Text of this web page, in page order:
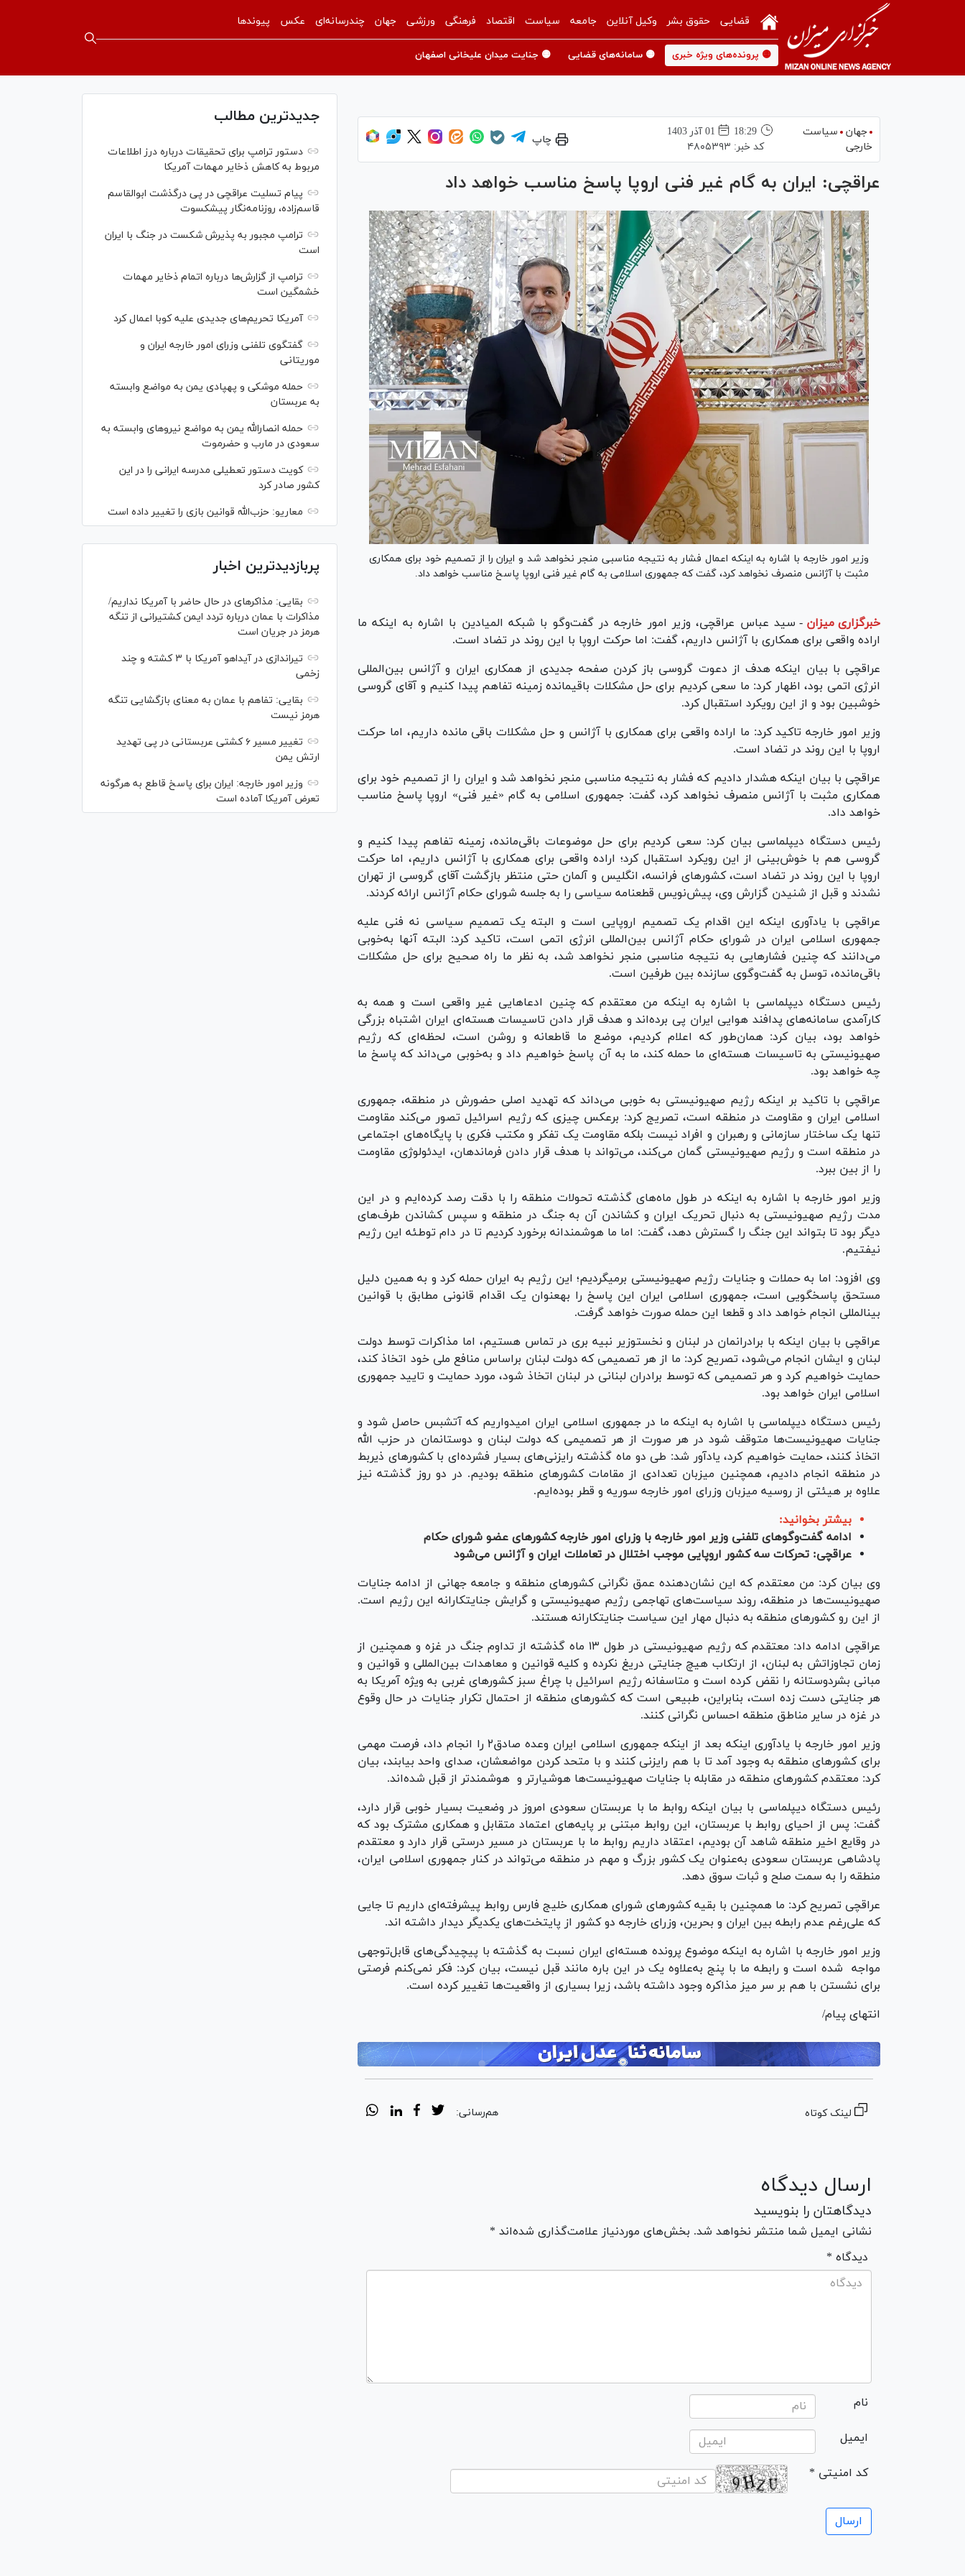
قضایی حقوق بشر وکیل آنلاین جامعه سیاست اقتصاد فرهنگی ورزشی جهان چندرسانه‌ای عکس پیوندها
🟡 پرونده‌های ویژه خبری 🟡 سامانه‌های قضایی 🟡 جنایت میدان علیخانی اصفهان
جهان
سیاست
خارجی
18:29
01 آذر 1403
کد خبر: ۴۸۰۵۳۹۳
چاپ
عراقچی: ایران به گام غیر فنی اروپا پاسخ مناسب خواهد داد
وزیر امور خارجه با اشاره به اینکه اعمال فشار به نتیجه مناسبی منجر نخواهد شد و ایران را از تصمیم خود برای همکاری
مثبت با آژانس منصرف نخواهد کرد، گفت که جمهوری اسلامی به گام غیر فنی اروپا پاسخ مناسب خواهد داد.
خبرگزاری میزان - سید عباس عراقچی، وزیر امور خارجه در گفت‌وگو با شبکه المیادین با اشاره به اینکه ما
اراده واقعی برای همکاری با آژانس داریم، گفت: اما حرکت اروپا با این روند در تضاد است.
عراقچی با بیان اینکه هدف از دعوت گروسی باز کردن صفحه جدیدی از همکاری ایران و آژانس بین‌المللی
انرژی اتمی بود، اظهار کرد: ما سعی کردیم برای حل مشکلات باقیمانده زمینه تفاهم پیدا کنیم و آقای گروسی
خوشبین بود و از این رویکرد استقبال کرد.
وزیر امور خارجه تاکید کرد: ما اراده واقعی برای همکاری با آژانس و حل مشکلات باقی مانده داریم، اما حرکت
اروپا با این روند در تضاد است.
عراقچی با بیان اینکه هشدار دادیم که فشار به نتیجه مناسبی منجر نخواهد شد و ایران را از تصمیم خود برای
همکاری مثبت با آژانس منصرف نخواهد کرد، گفت: جمهوری اسلامی به گام «غیر فنی» اروپا پاسخ مناسب
خواهد داد.
رئیس دستگاه دیپلماسی بیان کرد: سعی کردیم برای حل موضوعات باقی‌مانده، زمینه تفاهم پیدا کنیم و
گروسی هم با خوش‌بینی از این رویکرد استقبال کرد؛ اراده واقعی برای همکاری با آژانس داریم، اما حرکت
اروپا با این روند در تضاد است، کشور‌های فرانسه، انگلیس و آلمان حتی منتظر بازگشت آقای گروسی از تهران
نشدند و قبل از شنیدن گزارش وی، پیش‌نویس قطعنامه سیاسی را به جلسه شورای حکام آژانس ارائه کردند.
عراقچی با یادآوری اینکه این اقدام یک تصمیم اروپایی است و البته یک تصمیم سیاسی نه فنی علیه
جمهوری اسلامی ایران در شورای حکام آژانس بین‌المللی انرژی اتمی است، تاکید کرد: البته آنها به‌خوبی
می‌دانند که چنین فشار‌هایی به نتیجه مناسبی منجر نخواهد شد، به نظر ما راه صحیح برای حل مشکلات
باقی‌مانده، توسل به گفت‌وگوی سازنده بین طرفین است.
رئیس دستگاه دیپلماسی با اشاره به اینکه من معتقدم که چنین ادعا‌هایی غیر واقعی است و همه به
کارآمدی سامانه‌های پدافند هوایی ایران پی برده‌اند و هدف قرار دادن تاسیسات هسته‌ای ایران اشتباه بزرگی
خواهد بود، بیان کرد: همان‌طور که اعلام کردیم، موضع ما قاطعانه و روشن است، لحظه‌ای که رژیم
صهیونیستی به تاسیسات هسته‌ای ما حمله کند، ما به آن پاسخ خواهیم داد و به‌خوبی می‌داند که پاسخ ما
چه خواهد بود.
عراقچی با تاکید بر اینکه رژیم صهیونیستی به خوبی می‌داند که تهدید اصلی حضورش در منطقه، جمهوری
اسلامی ایران و مقاومت در منطقه است، تصریج کرد: برعکس چیزی که رژیم اسرائیل تصور می‌کند مقاومت
تنها یک ساختار سازمانی و رهبران و افراد نیست بلکه مقاومت یک تفکر و مکتب فکری با پایگاه‌های اجتماعی
در منطقه است و رژیم صهیونیستی گمان می‌کند، می‌تواند با هدف قرار دادن فرماندهان، ایدئولوژی مقاومت
را از بین ببرد.
وزیر امور خارجه با اشاره به اینکه در طول ماه‌های گذشته تحولات منطقه را با دقت رصد کرده‌ایم و در این
مدت رژیم صهیونیستی به دنبال تحریک ایران و کشاندن آن به جنگ در منطقه و سپس کشاندن طرف‌های
دیگر بود تا بتواند این جنگ را گسترش دهد، گفت: اما ما هوشمندانه برخورد کردیم تا در دام توطئه این رژیم
نیفتیم.
وی افزود: اما به حملات و جنایات رژیم صهیونیستی برمی‎گردیم؛ این رژیم به ایران حمله کرد و به همین دلیل
مستحق پاسخگویی است، جمهوری اسلامی ایران این پاسخ را به‎عنوان یک اقدام قانونی مطابق با قوانین
بین‎المللی انجام خواهد داد و قطعا این حمله صورت خواهد گرفت.
عراقچی با بیان اینکه با برادرانمان در لبنان و نخست‎وزیر نبیه بری در تماس هستیم، اما مذاکرات توسط دولت
لبنان و ایشان انجام می‌شود، تصریح کرد: ما از هر تصمیمی که دولت لبنان براساس منافع ملی خود اتخاذ کند،
حمایت خواهیم کرد و هر تصمیمی که توسط برادران لبنانی در لبنان اتخاذ شود، مورد حمایت و تایید جمهوری
اسلامی ایران خواهد بود.
رئیس دستگاه دیپلماسی با اشاره به اینکه ما در جمهوری اسلامی ایران امیدواریم که آتش‎بس حاصل شود و
جنایات صهیونیست‌ها متوقف شود در هر صورت از هر تصمیمی که دولت لبنان و دوستانمان در حزب الله
اتخاذ کنند، حمایت خواهیم کرد، یادآور شد: طی دو ماه گذشته رایزنی‌های بسیار فشرده‌ای با کشور‌های ذیربط
در منطقه انجام دادیم، همچنین میزبان تعدادی از مقامات کشور‌های منطقه بودیم. در دو روز گذشته نیز
علاوه بر هیئتی از روسیه میزبان وزرای امور خارجه سوریه و قطر بوده‌ایم.
بیشتر بخوانید:
ادامه گفت‌وگو‌های تلفنی وزیر امور خارجه با وزرای امور خارجه کشور‌های عضو شورای حکام
عراقچی: تحرکات سه کشور اروپایی موجب اختلال در تعاملات ایران و آژانس می‌شود
وی بیان کرد: من معتقدم که این نشان‌دهنده عمق نگرانی کشور‌های منطقه و جامعه جهانی از ادامه جنایات
صهیونیست‌ها در منطقه، روند سیاست‌های تهاجمی رژیم صهیونیستی و گرایش جنایتکارانه این رژیم است.
از این رو کشور‌های منطقه به دنبال مهار این سیاست جنایتکارانه هستند.
عراقچی ادامه داد: معتقدم که رژیم صهیونیستی در طول ۱۳ ماه گذشته از تداوم جنگ در غزه و همچنین از
زمان تجاوزاتش به لبنان، از ارتکاب هیچ جنایتی دریغ نکرده و کلیه قوانین و معاهدات بین‌المللی و قوانین و
مبانی بشردوستانه را نقض کرده است و متاسفانه رژیم اسرائیل با چراغ سبز کشور‌های غربی به ویژه آمریکا به
هر جنایتی دست زده است، بنابراین، طبیعی است که کشور‌های منطقه از احتمال تکرار جنایات در حال وقوع
در غزه در سایر مناطق منطقه احساس نگرانی کنند.
وزیر امور خارجه با یادآوری اینکه بعد از اینکه جمهوری اسلامی ایران وعده صادق۲ را انجام داد، فرصت مهمی
برای کشور‌های منطقه به وجود آمد تا با هم رایزنی کنند و با متحد کردن مواضعشان، صدای واحد بیابند، بیان
کرد: معتقدم کشور‌های منطقه در مقابله با جنایات صهیونیست‌ها هوشیارتر و هوشمندتر از قبل شده‌اند.
رئیس دستگاه دیپلماسی با بیان اینکه روابط ما با عربستان سعودی امروز در وضعیت بسیار خوبی قرار دارد،
گفت: پس از احیای روابط با عربستان، این روابط مبتنی بر پایه‌های اعتماد متقابل و همکاری مشترک بود که
در وقایع اخیر منطقه شاهد آن بودیم، اعتقاد داریم روابط ما با عربستان در مسیر درستی قرار دارد و معتقدم
پادشاهی عربستان سعودی به‌عنوان یک کشور بزرگ و مهم در منطقه می‌تواند در کنار جمهوری اسلامی ایران،
منطقه را به سمت صلح و ثبات سوق دهد.
عراقچی تصریح کرد: ما همچنین با بقیه کشور‌های شورای همکاری خلیج فارس روابط پیشرفته‌ای داریم تا جایی
که علی‌رغم عدم رابطه بین ایران و بحرین، وزرای خارجه دو کشور از پایتخت‌های یکدیگر دیدار داشته اند.
وزیر امور خارجه با اشاره به اینکه موضوع پرونده هسته‌ای ایران نسبت به گذشته با پیچیدگی‌های قابل‌توجهی
مواجه شده است و رابطه ما با پنج به‌علاوه یک در این باره مانند قبل نیست، بیان کرد: فکر نمی‌کنم فرصتی
برای نشستن با هم بر سر میز مذاکره وجود داشته باشد، زیرا بسیاری از واقعیت‌ها تغییر کرده است.
انتهای پیام/
لینک کوتاه هم‌رسانی:
ارسال دیدگاه
دیدگاهتان را بنویسید
نشانی ایمیل شما منتشر نخواهد شد. بخش‌های موردنیاز علامت‌گذاری شده‌اند *
* دیدگاه
نام
ایمیل
* کد امنیتی
جدیدترین مطالب
دستور ترامپ برای تحقیقات درباره درز اطلاعات
مربوط به کاهش ذخایر مهمات آمریکا
پیام تسلیت عراقچی در پی درگذشت ابوالقاسم
قاسم‌زاده، روزنامه‌نگار پیشکسوت
ترامپ مجبور به پذیرش شکست در جنگ با ایران
است
ترامپ از گزارش‌ها درباره اتمام ذخایر مهمات
خشمگین است
آمریکا تحریم‌های جدیدی علیه کوبا اعمال کرد
گفتگوی تلفنی وزرای امور خارجه ایران و
موریتانی
حمله موشکی و پهپادی یمن به مواضع وابسته
به عربستان
حمله انصارالله یمن به مواضع نیرو‌های وابسته به
سعودی در مارب و حضرموت
کویت دستور تعطیلی مدرسه ایرانی را در این
کشور صادر کرد
معاریو: حزب‌الله قوانین بازی را تغییر داده است
پربازدیدترین اخبار
بقایی: مذاکره‎ای در حال حاضر با آمریکا نداریم/
مذاکرات با عمان درباره تردد ایمن کشتیرانی از تنگه
هرمز در جریان است
تیراندازی در آیداهو آمریکا با ۳ کشته و چند
زخمی
بقایی: تفاهم با عمان به معنای بازگشایی تنگه
هرمز نیست
تغییر مسیر ۶ کشتی عربستانی در پی تهدید
ارتش یمن
وزیر امور خارجه: ایران برای پاسخ قاطع به هرگونه
تعرض آمریکا آماده است